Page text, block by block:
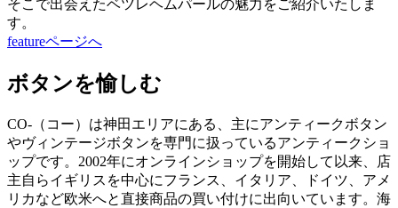
そこで出会えたベツレヘムパールの魅力をご紹介いたしま
す。
featureページへ
ボタンを愉しむ
CO-（コー）は神田エリアにある、主にアンティークボタン
やヴィンテージボタンを専門に扱っているアンティークショ
ップです。2002年にオンラインショップを開始して以来、店
主自らイギリスを中心にフランス、イタリア、ドイツ、アメ
リカなど欧米へと直接商品の買い付けに出向いています。海